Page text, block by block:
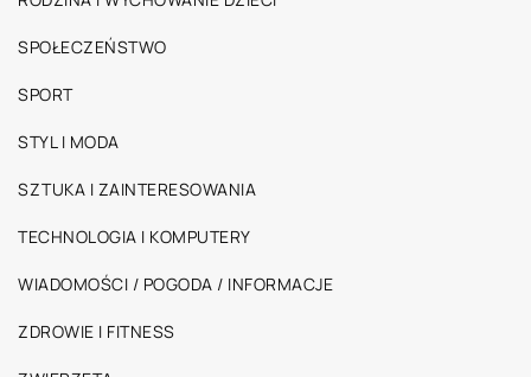
SPOŁECZEŃSTWO
SPORT
STYL I MODA
SZTUKA I ZAINTERESOWANIA
TECHNOLOGIA I KOMPUTERY
WIADOMOŚCI / POGODA / INFORMACJE
ZDROWIE I FITNESS